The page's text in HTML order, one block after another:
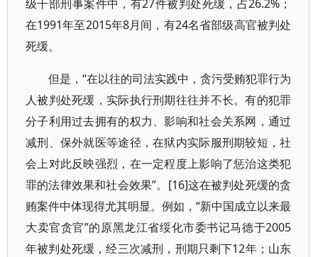
级干部刑事案件中，有27件被判处死缓，占26.2%；
在1991年至2015年8月间，有24名省部级高官被判处
死缓。
但是，“在以往的司法实践中，贪污受贿犯罪行为
人被判处死缓，实际执行刑期往往并不长。有的犯罪
分子利用过去拥有的权力、影响和社会关系网，通过
减刑、保外就医等途径，在狱内实际服刑期较短，社
会上对此反映强烈，在一定程度上影响了惩治这类犯
罪的法律效果和社会效果”。[16]这在被判处死缓的贪
贿案件中体现得尤其明显。例如，“新中国成立以来最
大卖官贪官”的原黑龙江省绥化市委书记马德于2005
年被判处死缓，经三次减刑，刑期只剩下12年；山东